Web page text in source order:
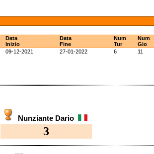
Data
Inizio
Data
Fine
Num
Tur
Num
Gio
09-12-2021 27-01-2022 6 11
Nunziante Dario
3